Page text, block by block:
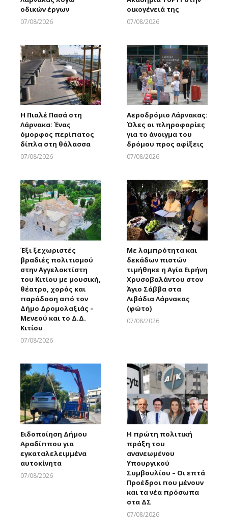
οδικών έργων
07/08/2026
οικογένειά της
07/08/2026
Η Πιαλέ Πασά στη
Λάρνακα: Ένας
όμορφος περίπατος
δίπλα στη θάλασσα
07/08/2026
Αεροδρόμιο Λάρνακας:
Όλες οι πληροφορίες
για το άνοιγμα του
δρόμου προς αφίξεις
07/08/2026
Έξι ξεχωριστές
βραδιές πολιτισμού
στην Αγγελοκτίστη
του Κιτίου με μουσική,
θέατρο, χορός και
παράδοση από τον
Δήμο Δρομολαξιάς –
Μενεού και το Δ.Δ.
Κιτίου
07/08/2026
Με λαμπρότητα και
δεκάδων πιστών
τιμήθηκε η Αγία Ειρήνη
Χρυσοβαλάντου στον
Άγιο Σάββα στα
Λιβάδια Λάρνακας
(φώτο)
07/08/2026
Ειδοποίηση Δήμου
Αραδίππου για
εγκαταλελειμμένα
αυτοκίνητα
07/08/2026
Η πρώτη πολιτική
πράξη του
ανανεωμένου
Υπουργικού
Συμβουλίου – Οι επτά
Προέδροι που μένουν
και τα νέα πρόσωπα
στα ΔΣ
07/08/2026